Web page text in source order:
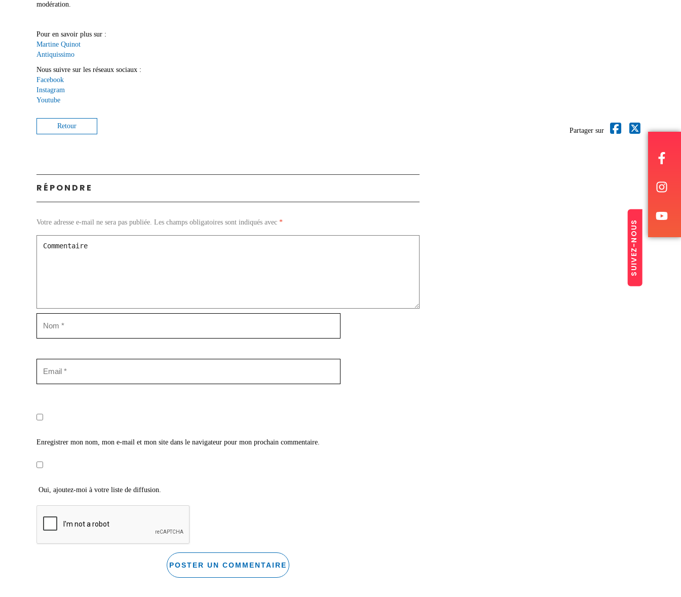
SUIVEZ-NOUS
modération.
Pour en savoir plus sur :
Martine Quinot
Antiquissimo
Nous suivre sur les réseaux sociaux :
Facebook
Instagram
Youtube
Retour
Partager sur
RÉPONDRE
Votre adresse e-mail ne sera pas publiée. Les champs obligatoires sont indiqués avec *
Enregistrer mon nom, mon e-mail et mon site dans le navigateur pour mon prochain commentaire.
Oui, ajoutez-moi à votre liste de diffusion.